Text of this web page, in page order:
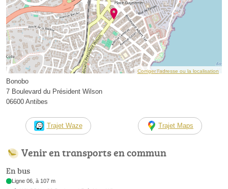
Corriger l’adresse ou la localisation
Bonobo
7 Boulevard du Président Wilson
06600 Antibes
Trajet Waze Trajet Maps
Venir en transports en commun
En bus
Ligne 06, à 107 m